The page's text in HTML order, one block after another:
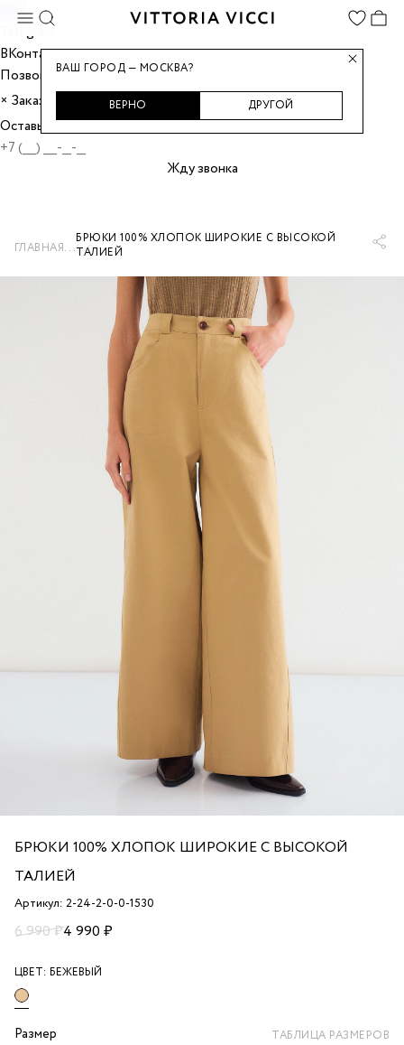
Max
Telegram
ВКонтакте
Позвонить
× Заказать звонок
Оставьте номер, и мы перезвоним вам.
Жду звонка
ГЛАВНАЯ...БРЮКИ 100% ХЛОПОК ШИРОКИЕ С ВЫСОКОЙ
ТАЛИЕЙ
БРЮКИ 100% ХЛОПОК ШИРОКИЕ С ВЫСОКОЙ
ТАЛИЕЙ
Артикул: 2-24-2-0-0-1530
6 990 ₽4 990 ₽
ЦВЕТ: БЕЖЕВЫЙ
Размер ТАБЛИЦА РАЗМЕРОВ
ВАШ ГОРОД — МОСКВА?
ВЕРНО ДРУГОЙ